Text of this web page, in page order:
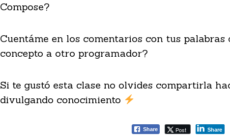
Compose?
Cuentáme en los comentarios con tus palabras
concepto a otro programador?
Si te gustó esta clase no olvides compartirla
divulgando conocimiento
Share Post Share